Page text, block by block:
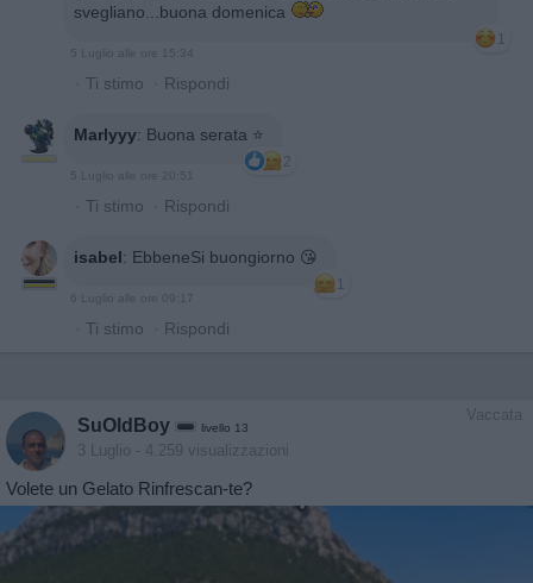
svegliano...buona domenica
1
· Ti stimo · Rispondi
Marlyyy: Buona serata ⭐️
2
· Ti stimo · Rispondi
isabel: EbbeneSi buongiorno 😘
1
6 Luglio alle ore 09:17
· Ti stimo · Rispondi
Vaccata
SuOldBoy livello 13
3 Luglio - 4.259 visualizzazioni
Volete un Gelato Rinfrescan-te?